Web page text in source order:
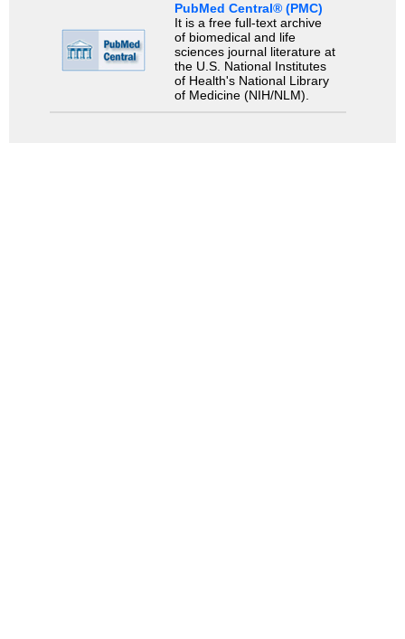
PubMed Central® (PMC)
It is a free full-text archive
of biomedical and life
sciences journal literature at
the U.S. National Institutes
of Health's National Library
of Medicine (NIH/NLM).